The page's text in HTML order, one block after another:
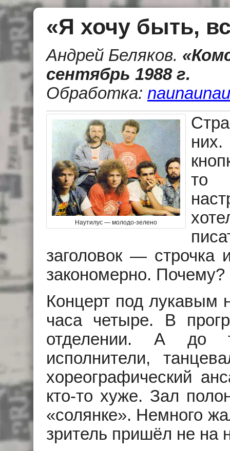
«Я хочу быть,
Андрей Беляков.
сентябрь 1988 г.
Обработка:
Наутилус — молодо-зелено
то
заголовок —
закономерно.
Концерт под лукавым
часа четыре. В
отделении. А до
исполнители,
хореографический
кто-то хуже. Зал
«солянке». Немного
зритель пришёл не на